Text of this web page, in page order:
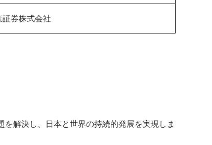
証券株式会社
解決し、日本と世界の持続的発展を実現しま